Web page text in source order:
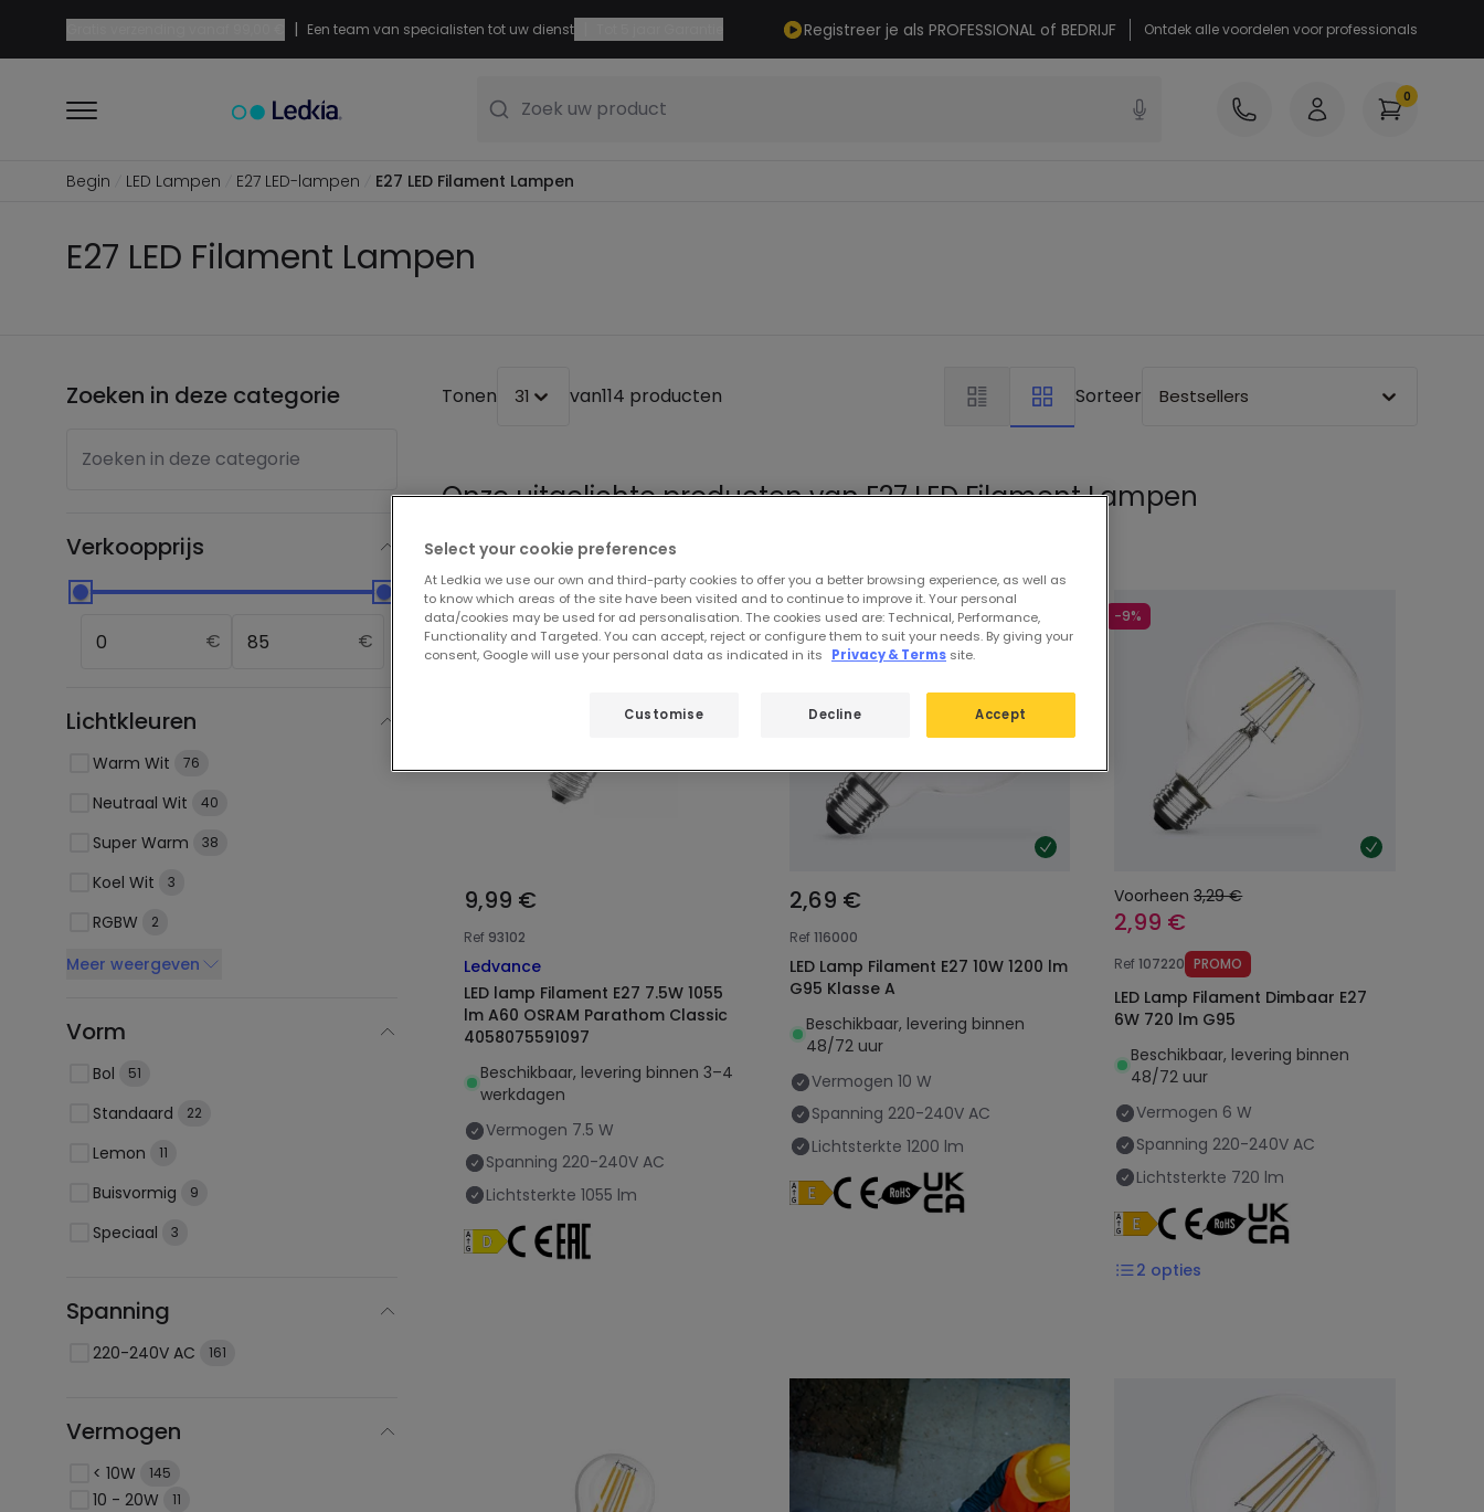
| Een team van specialisten tot uw dienst Registreer je als PROFESSIONAL of BEDRIJF Ontdek alle voordelen voor professionals
Zoek uw product 0
Begin LED Lampen E27 LED-lampen E27 LED Filament Lampen
E27 LED Filament Lampen
Zoeken in deze categorie
Zoeken in deze categorie
Verkoopprijs
€ €
Lichtkleuren
Warm Wit 76
Neutraal Wit 40
Super Warm 38
Koel Wit 3
RGBW 2
Meer weergeven
Vorm
Bol 51
Standaard 22
Lemon 11
Buisvormig 9
Speciaal 3
Spanning
220-240V AC 161
Vermogen
< 10W 145
10 - 20W 11
Tonen 31 van114 producten Sorteer Bestsellers
Onze uitgelichte producten vanE27 LED Filament Lampen
9,99 €
Ref 93102
Ledvance
LED lamp Filament E27 7.5W 1055
lm A60 OSRAM Parathom Classic
4058075591097
Beschikbaar, levering binnen 3–4
werkdagen
Vermogen 7.5 W
Spanning 220-240V AC
Lichtsterkte 1055 lm
2,69 €
Ref116000
LED Lamp Filament E27 10W 1200 lm
G95 Klasse A
Beschikbaar, levering binnen
48/72 uur
Vermogen 10 W
Spanning 220-240V AC
Lichtsterkte 1200 lm
-9%
Voorheen 3,29 €
2,99 €
Ref107220 PROMO
LED Lamp Filament Dimbaar E27
6W 720 lm G95
Beschikbaar, levering binnen
48/72 uur
Vermogen 6 W
Spanning 220-240V AC
Lichtsterkte 720 lm
2 opties
Select your cookie preferences
At Ledkia we use our own and third-party cookies to offer you a better browsing experience, as well as
to know which areas of the site have been visited and to continue to improve it. Your personal
data/cookies may be used for ad personalisation. The cookies used are: Technical, Performance,
Functionality and Targeted. You can accept, reject or configure them to suit your needs. By giving your
consent, Google will use your personal data as indicated in its
Privacy & Terms site.
Decline Accept
Customise